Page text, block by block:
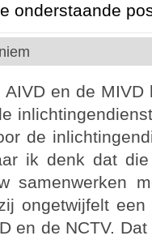
onderstaande
en de
de
ik denk dat
samenwerken
ongetwijfelt
en de NCTV.